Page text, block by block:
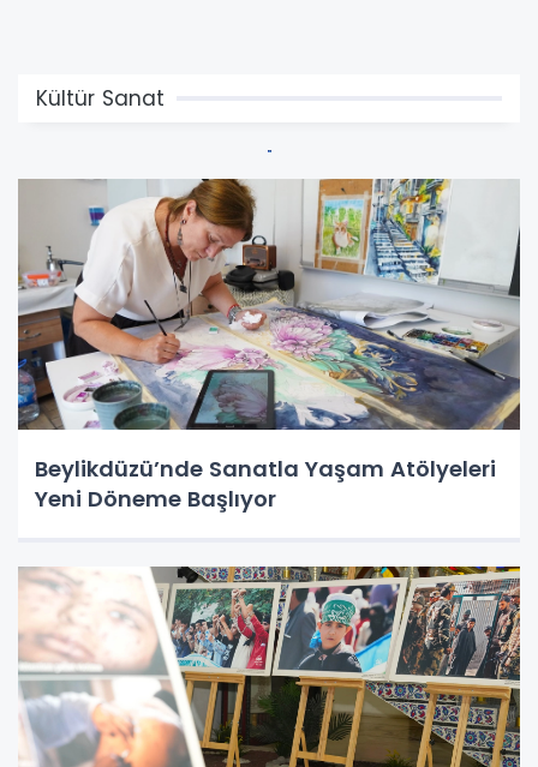
Kültür Sanat
Beylikdüzü’nde Sanatla Yaşam Atölyeleri
Yeni Döneme Başlıyor